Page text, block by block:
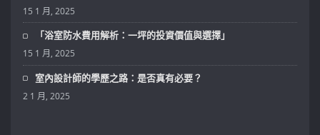
15 1 月, 2025
「浴室防水費用解析：一坪的投資價值與選擇」
15 1 月, 2025
室內設計師的學歷之路：是否真有必要？
2 1 月, 2025